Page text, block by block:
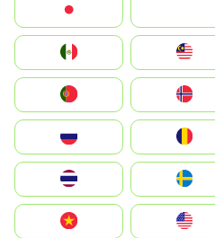
South Korea
Nederland
Portugal
România
Slovensko
United States
Vietnam